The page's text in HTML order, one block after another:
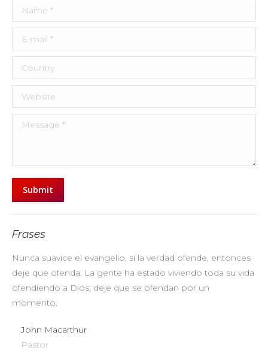
Name *
E-mail *
Country
Website
Message *
Submit
Frases
Nunca suavice el evangelio, si la verdad ofende, entonces
deje que ofenda. La gente ha estado viviendo toda su vida
ofendiendo a Dios; deje que se ofendan por un
momento.
John Macarthur
Pastor